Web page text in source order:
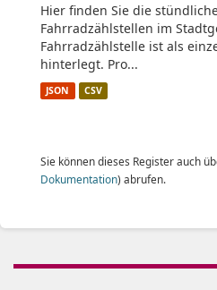
Hier finden Sie die
Fahrradzählstellen im
Fahrradzählstelle ist als
hinterlegt. Pro...
JSON CSV
Sie können dieses Register auch
Dokumentation) abrufen.